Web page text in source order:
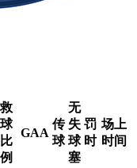
救
球
比
例
GAA
传
球
无
失
球
塞
罚
时
场上
时间